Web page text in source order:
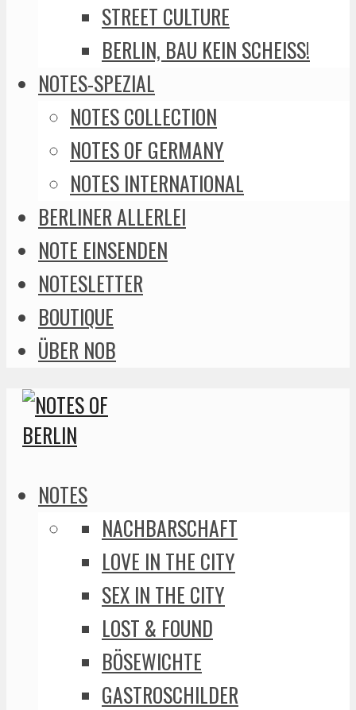
STREET CULTURE
BERLIN, BAU KEIN SCHEISS!
NOTES-SPEZIAL
NOTES COLLECTION
NOTES OF GERMANY
NOTES INTERNATIONAL
BERLINER ALLERLEI
NOTE EINSENDEN
NOTESLETTER
BOUTIQUE
ÜBER NOB
NOTES
NACHBARSCHAFT
LOVE IN THE CITY
SEX IN THE CITY
LOST & FOUND
BÖSEWICHTE
GASTROSCHILDER